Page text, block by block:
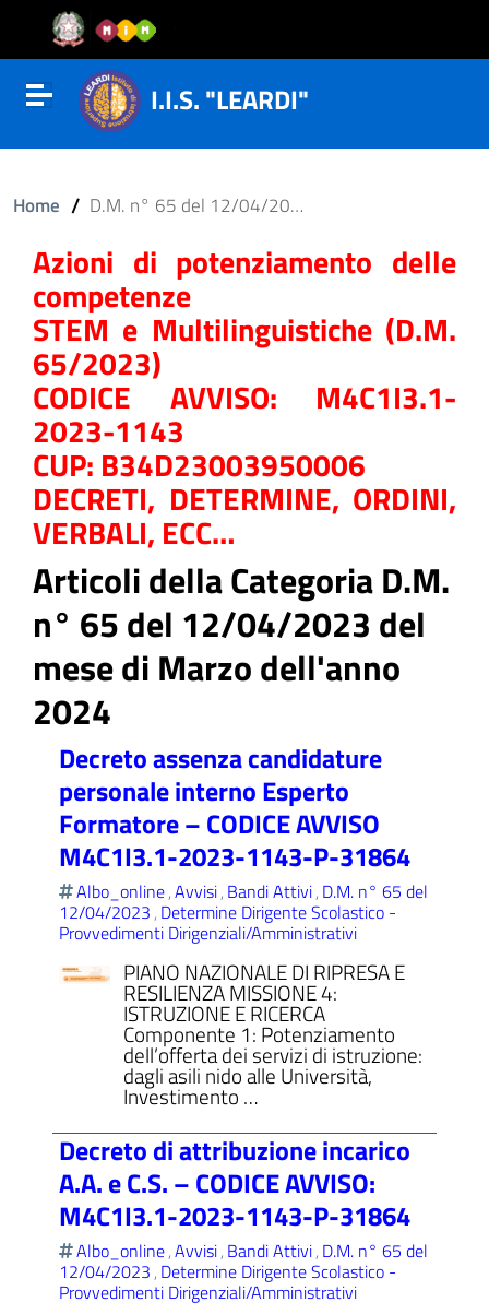
Vai al contenuto
Vail al menu di navigazione
Vai al footer
Attiva disattiva la navigazione
del sito
I.I.S. "LEARDI"
Home / D.M. n° 65 del 12/04/2023
Azioni di potenziamento delle
competenze
STEM e Multilinguistiche (D.M.
65/2023)
CODICE AVVISO: M4C1I3.1-
2023-1143
CUP: B34D23003950006
DECRETI, DETERMINE, ORDINI,
VERBALI, ECC…
Articoli della Categoria D.M.
n° 65 del 12/04/2023 del
mese di Marzo dell'anno
2024
Decreto assenza candidature
personale interno Esperto
Formatore – CODICE AVVISO
M4C1I3.1-2023-1143-P-31864
Albo_online,Avvisi, Bandi Attivi, D.M. n° 65 del
12/04/2023, Determine Dirigente Scolastico -
Provvedimenti Dirigenziali/Amministrativi
PIANO NAZIONALE DI RIPRESA E
RESILIENZA MISSIONE 4:
ISTRUZIONE E RICERCA
Componente 1: Potenziamento
dell’offerta dei servizi di istruzione:
dagli asili nido alle Università,
Investimento …
Decreto di attribuzione incarico
A.A. e C.S. – CODICE AVVISO:
M4C1I3.1-2023-1143-P-31864
Albo_online,Avvisi, Bandi Attivi, D.M. n° 65 del
12/04/2023, Determine Dirigente Scolastico -
Provvedimenti Dirigenziali/Amministrativi